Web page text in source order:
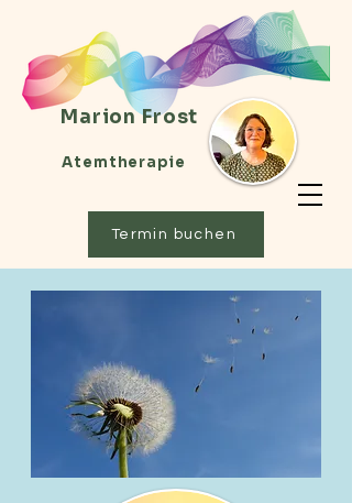
Termin buchen
Marion Frost
Atemtherapie